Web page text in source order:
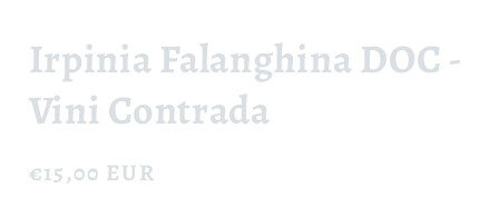
in
finestra
Irpinia Falanghina DOC -
Vini Contrada
Prezzo
€15,00 EUR